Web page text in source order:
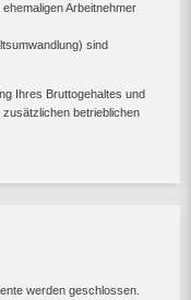
Arbeitnehmer
sind
Ihres Bruttogehaltes und
betrieblichen
werden geschlossen.